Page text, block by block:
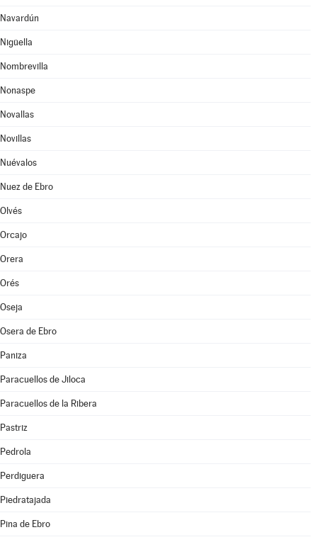
Navardún
Nigüella
Nombrevilla
Nonaspe
Novallas
Novillas
Nuévalos
Nuez de Ebro
Olvés
Orcajo
Orera
Orés
Oseja
Osera de Ebro
Paniza
Paracuellos de Jiloca
Paracuellos de la Ribera
Pastriz
Pedrola
Perdiguera
Piedratajada
Pina de Ebro